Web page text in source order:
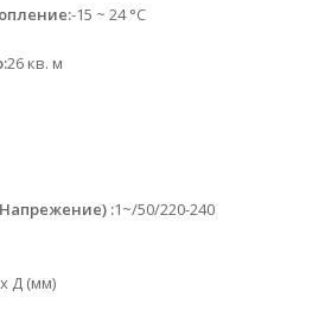
-15 ~ 24 °C
26 кв. м
:1~/50/220-240
Д (мм)